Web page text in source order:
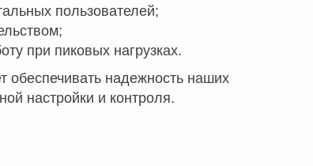
пользователей;
при пиковых нагрузках.
обеспечивать надежность наших
настройки и контроля.